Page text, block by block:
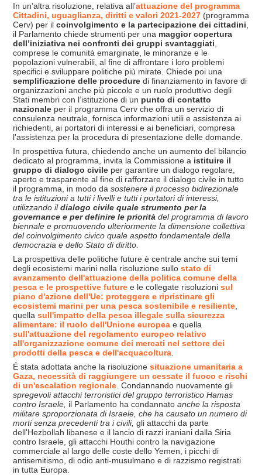
In un’altra risoluzione, relativa all’attuazione del programma
Cittadini, uguaglianza, diritti e valori 2021-2027 (programma
Cerv) per il coinvolgimento e la partecipazione dei cittadini
il Parlamento chiede strumenti per una maggior copertura
dell’iniziativa nei confronti dei gruppi svantaggiati
comprese le comunità emarginate, le minoranze e le
popolazioni vulnerabili, al fine di affrontare i loro problemi
specifici e sviluppare politiche più mirate. Chiede poi una
semplificazione delle procedure di finanziamento in favore di
organizzazioni anche più piccole e un ruolo produttivo degli
Stati membri con l’istituzione di un punto di contatto
nazionale per il programma Cerv che offra un servizio di
consulenza neutrale, fornisca informazioni utili e assistenza ai
richiedenti, ai portatori di interessi e ai beneficiari, compresa
l'assistenza per la procedura di presentazione delle domande.
In prospettiva futura, chiedendo anche un aumento del bilancio
dedicato al programma, invita la Commissione a istituire il
gruppo di dialogo civile per garantire un dialogo regolare,
aperto e trasparente al fine di rafforzare il dialogo civile in tutto
il programma, in modo da sostenere il processo bidirezionale
tra le istituzioni a tutti i livelli e tutti i portatori di interessi,
utilizzando ildialogo civile quale strumento per la
governance e per definire le priorità del programma di lavoro
biennale e promuovendo ulteriormente la dimensione collettiva
del coinvolgimento civico quale aspetto fondamentale della
democrazia e dello Stato di diritto.
La prospettiva delle politiche future è centrale anche sui temi
degli ecosistemi marini nella risoluzione sullo stato di
avanzamento dell'attuazione della politica comune della
pesca e le prospettive future e le collegate risoluzioni sul
piano d'azione dell'Ue: proteggere e ripristinare gli
ecosistemi marini per una pesca sostenibile e resiliente
quella sull'impatto della pesca illegale sulla sicurezza
alimentare: il ruolo dell'Unione europea e quella
sull'attuazione del regolamento europeo relativo
all'organizzazione comune dei mercati nel settore dei
prodotti della pesca e dell'acquacoltura
É stata adottata anche la risoluzione situazione umanitaria a
Gaza, necessità di raggiungere un cessate il fuoco e rischi
di un'escalation regionale . Condannando nuovamente gli
spregevoli attacchi terroristici del gruppo terroristico Hamas
contro Israele il Parlamento ha condannato anche la risposta
militare sproporzionata di Israele, che ha causato un numero di
morti senza precedenti tra i civili, gli attacchi da parte
dell'Hezbollah libanese e il lancio di razzi iraniani dalla Siria
contro Israele, gli attacchi Houthi contro la navigazione
commerciale al largo delle coste dello Yemen, i picchi di
antisemitismo, di odio anti-musulmano e di razzismo registrati
in tutta Europa.